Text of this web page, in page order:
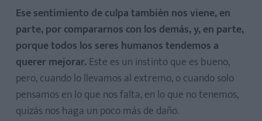
Ese sentimiento de culpa también nos viene, en
parte, por compararnos con los demás, y, en parte,
porque todos los seres humanos tendemos a
querer mejorar. Este es un instinto que es bueno,
pero, cuando lo llevamos al extremo, o cuando solo
pensamos en lo que nos falta, en lo que no tenemos,
quizás nos haga un poco más de daño.